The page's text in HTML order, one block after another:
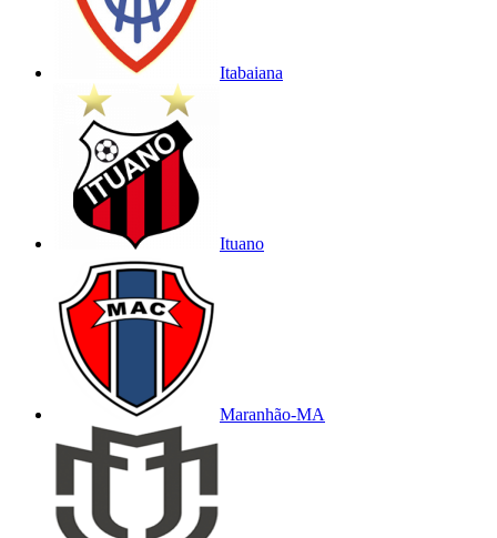
Itabaiana
Ituano
Maranhão-MA